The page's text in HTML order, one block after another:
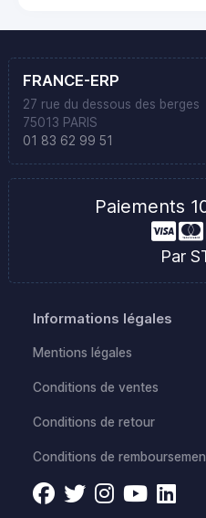
FRANCE-ERP
27 rue du dessous des berges
75013 PARIS
01 83 62 99 51
Paiements
Par
Informations légales
Mentions légales
Conditions de ventes
Conditions de retour
Conditions de